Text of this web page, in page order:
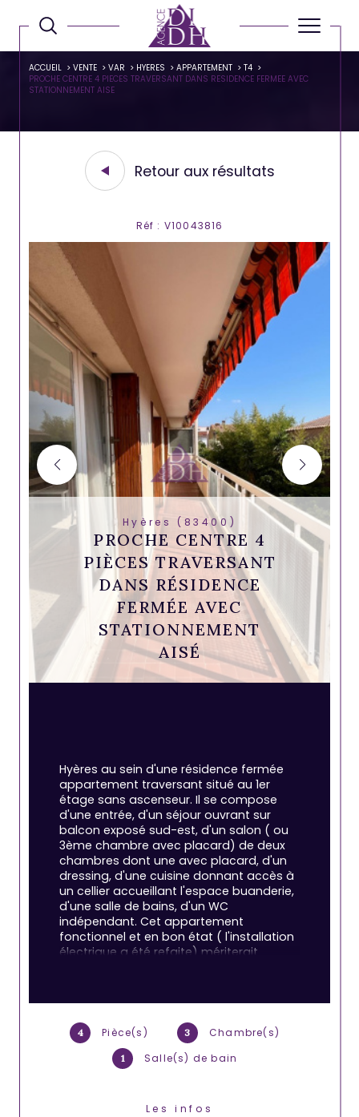
ACCUEIL VENTE VAR HYERES APPARTEMENT
T4
PROCHE CENTRE 4 PIECES TRAVERSANT DANS RESIDENCE FERMEE AVEC
STATIONNEMENT AISE
Retour aux résultats
Réf : V10043816
Hyères (83400)
PROCHE CENTRE 4
PIÈCES TRAVERSANT
DANS RÉSIDENCE
FERMÉE AVEC
STATIONNEMENT
AISÉ
4 Pièce(s) 3 Chambre(s)
1 Salle(s) de bain
Les infos
Hyères au sein d'une résidence fermée
appartement traversant situé au 1er
étage sans ascenseur. Il se compose
d'une entrée, d'un séjour ouvrant sur
balcon exposé sud-est, d'un salon ( ou
3ème chambre avec placard) de deux
chambres dont une avec placard, d'un
dressing, d'une cuisine donnant accès à
un cellier accueillant l'espace buanderie,
d'une salle de bains, d'un WC
indépendant. Cet appartement
fonctionnel et en bon état ( l'installation
électrique a été refaite) mériterait
La copropriété est bien entretenue.
Situation idéale proche de toutes les
commodités, ce bien convient